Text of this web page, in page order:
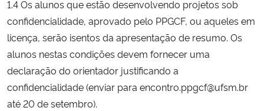
1.4 Os alunos que estão desenvolvendo projetos sob
confidencialidade, aprovado pelo PPGCF, ou aqueles em
licença, serão isentos da apresentação de resumo. Os
alunos nestas condições devem fornecer uma
declaração do orientador justificando a
confidencialidade (enviar para encontro.ppgcf@ufsm.br
até 20 de setembro).